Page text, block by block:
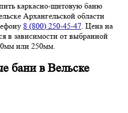
каркасно-щитовую баню
Архангельской области
8 (800) 250-45-47. Цена на
в зависимости от выбранной
или 250мм.
бани в Вельске